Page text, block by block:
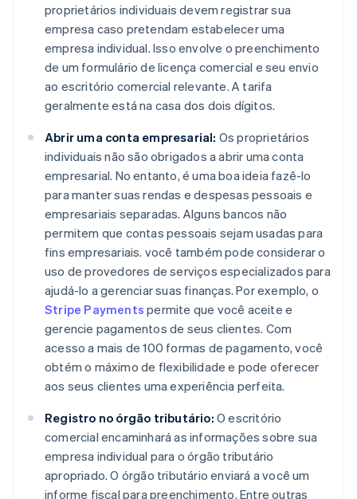
proprietários individuais devem registrar sua
empresa caso pretendam estabelecer uma
empresa individual. Isso envolve o preenchimento
de um formulário de licença comercial e seu envio
ao escritório comercial relevante. A tarifa
geralmente está na casa dos dois dígitos.
Abrir uma conta empresarial: Os proprietários
individuais não são obrigados a abrir uma conta
empresarial. No entanto, é uma boa ideia fazê-lo
para manter suas rendas e despesas pessoais e
empresariais separadas. Alguns bancos não
permitem que contas pessoais sejam usadas para
fins empresariais. você também pode considerar o
uso de provedores de serviços especializados para
ajudá-lo a gerenciar suas finanças. Por exemplo, o
Stripe Payments permite que você aceite e
gerencie pagamentos de seus clientes. Com
acesso a mais de 100 formas de pagamento, você
obtém o máximo de flexibilidade e pode oferecer
aos seus clientes uma experiência perfeita.
Registro no órgão tributário: O escritório
comercial encaminhará as informações sobre sua
empresa individual para o órgão tributário
apropriado. O órgão tributário enviará a você um
informe fiscal para preenchimento. Entre outras